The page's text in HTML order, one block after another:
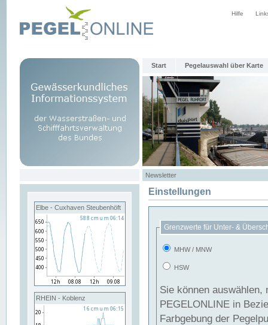
Hilfe
Start Pegelauswahl über Karte
Newsletter
Elbe - Cuxhaven Steubenhöft
RHEIN - Koblenz
Einstellungen
Grenzwerte für Unter- &
MHW / MNW
HSW
Sie können
PEGELONLINE in Beziehung
Farbgebung der